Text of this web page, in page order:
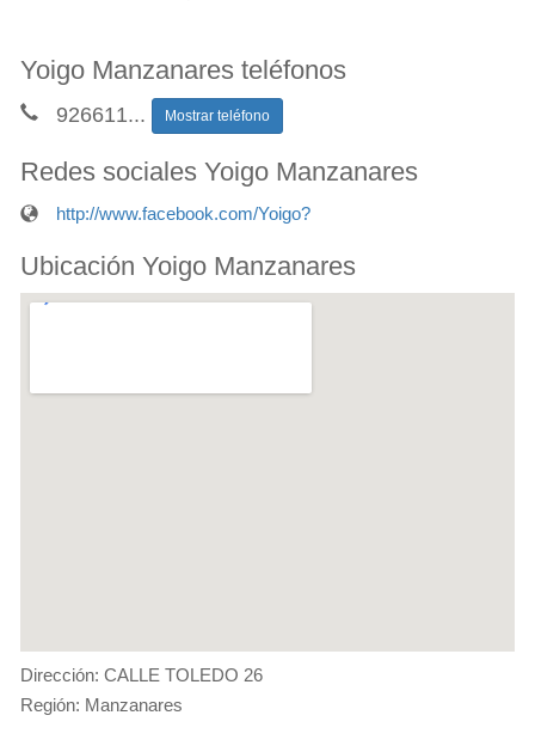
Yoigo Manzanares teléfonos
926611... Mostrar teléfono
Redes sociales Yoigo Manzanares
http://www.facebook.com/Yoigo?
Ubicación Yoigo Manzanares
Dirección: CALLE TOLEDO 26
Región: Manzanares